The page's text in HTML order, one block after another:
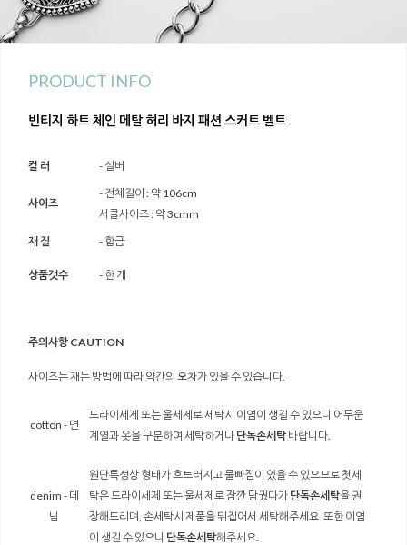
PRODUCT INFO
빈티지 하트 체인 메탈 허리 바지 패션 스커트 벨트
컬 러 - 실버
사이즈
- 전체길이 : 약 106cm
서클사이즈 : 약 3cmm
재 질
- 합금
상품갯수 - 한 개
주의사항 CAUTION
사이즈는 재는 방법에 따라 약간의 오차가 있을 수 있습니다.
cotton - 면
드라이세제 또는 울세제로 세탁시 이염이 생길 수 있으니 어두운
계열과 옷을 구분하여 세탁하거나 단독손세탁 바랍니다.
denim - 데
님
원단특성상 형태가 흐트러지고 물빠짐이 있을 수 있으므로 첫세
탁은 드라이세제 또는 울세제로 잠깐 담궜다가 단독손세탁을 권
장해드리며, 손세탁시 제품을 뒤집어서 세탁해주세요. 또한 이염
이 생길 수 있으니 단독손세탁해주세요.